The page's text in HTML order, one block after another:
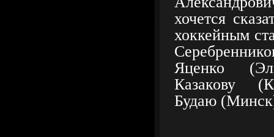
хочется
хоккейным
Яценко
Казакову
Будаю